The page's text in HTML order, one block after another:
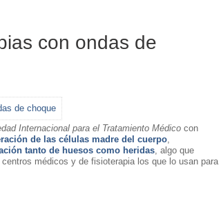
con ondas de
Internacional para el Tratamiento Médico con
de las células madre del cuerpo,
tanto de huesos como heridas, algo que
médicos y de fisioterapia los que lo usan para